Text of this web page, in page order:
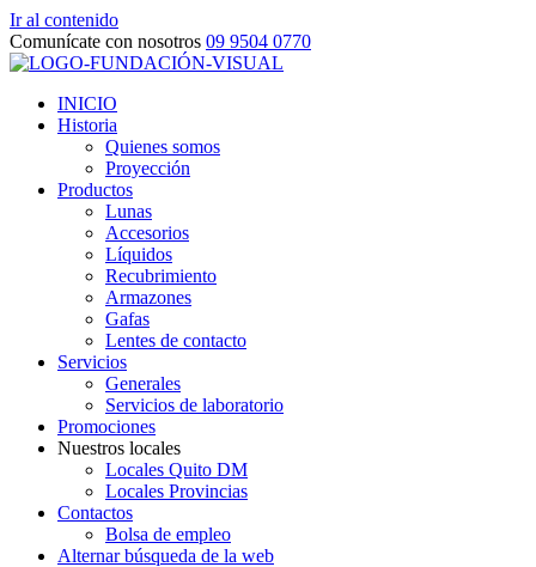
Ir al contenido
Comunícate con nosotros 09 9504 0770
INICIO
Historia
Quienes somos
Proyección
Productos
Lunas
Accesorios
Líquidos
Recubrimiento
Armazones
Gafas
Lentes de contacto
Servicios
Generales
Servicios de laboratorio
Promociones
Nuestros locales
Locales Quito DM
Locales Provincias
Contactos
Bolsa de empleo
Alternar búsqueda de la web